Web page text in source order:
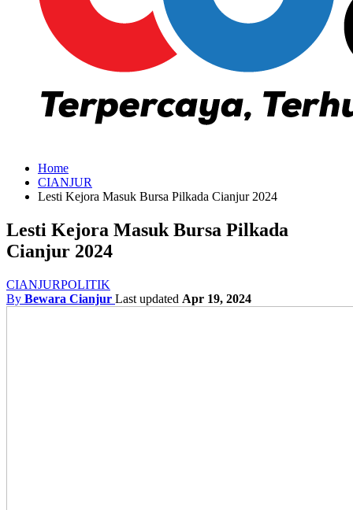
Home
CIANJUR
Lesti Kejora Masuk Bursa Pilkada Cianjur 2024
Lesti Kejora Masuk Bursa Pilkada
Cianjur 2024
CIANJURPOLITIK
By Bewara Cianjur Last updated Apr 19, 2024